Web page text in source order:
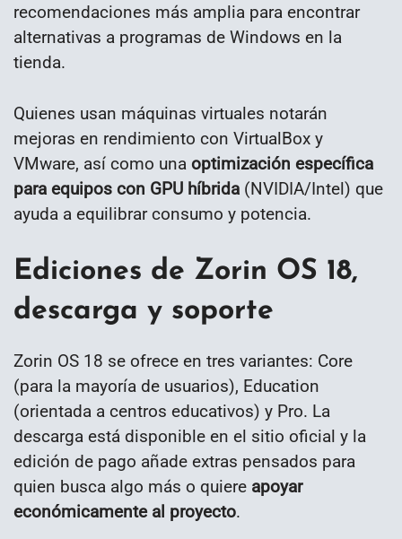
recomendaciones más amplia para encontrar
alternativas a programas de Windows en la
tienda.
Quienes usan máquinas virtuales notarán
mejoras en rendimiento con VirtualBox y
VMware, así como una optimización específica
para equipos con GPU híbrida (NVIDIA/Intel) que
ayuda a equilibrar consumo y potencia.
Ediciones de Zorin OS 18,
descarga y soporte
Zorin OS 18 se ofrece en tres variantes: Core
(para la mayoría de usuarios), Education
(orientada a centros educativos) y Pro. La
descarga está disponible en el sitio oficial y la
edición de pago añade extras pensados para
quien busca algo más o quiere apoyar
económicamente al proyecto.